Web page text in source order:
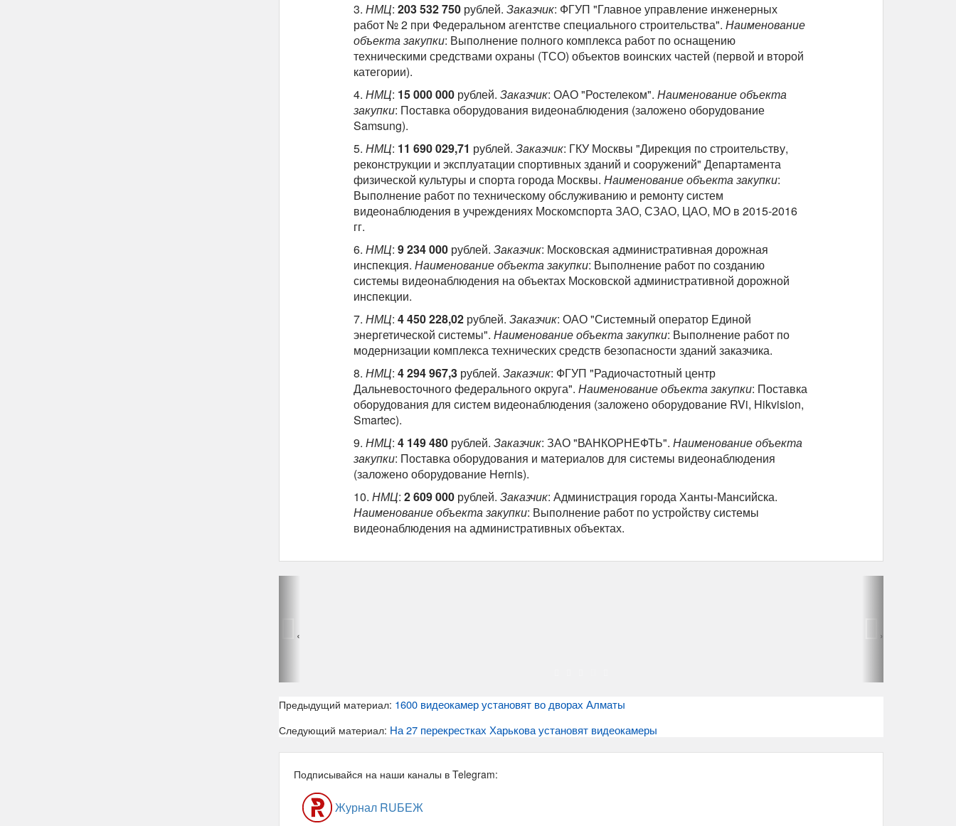
3. НМЦ: 203 532 750 рублей. Заказчик: ФГУП "Главное управление инженерных
работ № 2 при Федеральном агентстве специального строительства". Наименование
объекта закупки: Выполнение полного комплекса работ по оснащению
техническими средствами охраны (ТСО) объектов воинских частей (первой и второй
категории).
4. НМЦ: 15 000 000 рублей. Заказчик: ОАО "Ростелеком". Наименование объекта
закупки: Поставка оборудования видеонаблюдения (заложено оборудование
Samsung).
5. НМЦ: 11 690 029,71 рублей. Заказчик: ГКУ Москвы "Дирекция по строительству,
реконструкции и эксплуатации спортивных зданий и сооружений" Департамента
физической культуры и спорта города Москвы. Наименование объекта закупки:
Выполнение работ по техническому обслуживанию и ремонту систем
видеонаблюдения в учреждениях Москомспорта ЗАО, СЗАО, ЦАО, МО в 2015-2016
гг.
6. НМЦ: 9 234 000 рублей. Заказчик: Московская административная дорожная
инспекция. Наименование объекта закупки: Выполнение работ по созданию
системы видеонаблюдения на объектах Московской административной дорожной
инспекции.
7. НМЦ: 4 450 228,02 рублей. Заказчик: ОАО "Системный оператор Единой
энергетической системы". Наименование объекта закупки: Выполнение работ по
модернизации комплекса технических средств безопасности зданий заказчика.
8. НМЦ: 4 294 967,3 рублей. Заказчик: ФГУП "Радиочастотный центр
Дальневосточного федерального округа". Наименование объекта закупки: Поставка
оборудования для систем видеонаблюдения (заложено оборудование RVi, Hikvision,
Smartec).
9. НМЦ: 4 149 480 рублей. Заказчик: ЗАО "ВАНКОРНЕФТЬ". Наименование объекта
закупки: Поставка оборудования и материалов для системы видеонаблюдения
(заложено оборудование Hernis).
10. НМЦ: 2 609 000 рублей. Заказчик: Администрация города Ханты-Мансийска.
Наименование объекта закупки: Выполнение работ по устройству системы
видеонаблюдения на административных объектах.
‹ ›
Предыдущий материал: 1600 видеокамер установят во дворах Алматы
Следующий материал: На 27 перекрестках Харькова установят видеокамеры
Подписывайся на наши каналы в Telegram:
Журнал RUБЕЖ